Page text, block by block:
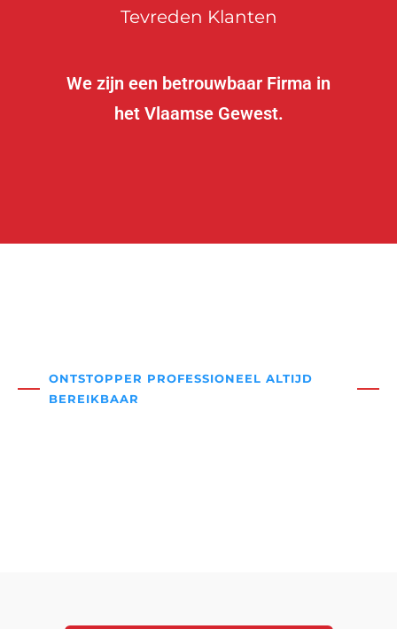
Tevreden Klanten
We zijn een betrouwbaar Firma in
het Vlaamse Gewest.
ONTSTOPPER PROFESSIONEEL ALTIJD
BEREIKBAAR